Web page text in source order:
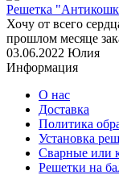
Решетка
Хочу от всего
прошлом месяце
03.06.2022 Юлия
Информация
О нас
Доставка
Политика
Установка
Сварные или
Решетки на